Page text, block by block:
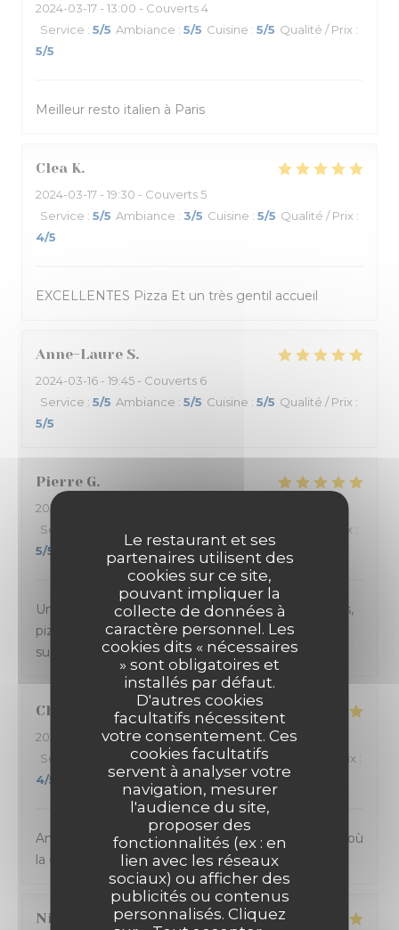
Le restaurant et ses
partenaires utilisent des
cookies sur ce site,
pouvant impliquer la
collecte de données à
caractère personnel. Les
cookies dits « nécessaires
» sont obligatoires et
installés par défaut.
D'autres cookies
facultatifs nécessitent
votre consentement. Ces
cookies facultatifs
servent à analyser votre
navigation, mesurer
l'audience du site,
proposer des
fonctionnalités (ex : en
lien avec les réseaux
sociaux) ou afficher des
publicités ou contenus
personnalisés. Cliquez
2024-03-17 - 13:00 - Couverts 4
Service : 5/5 Ambiance : 5/5 Cuisine : 5/5 Qualité / Prix :
5/5
Meilleur resto italien à Paris
Clea K
2024-03-17 - 19:30 - Couverts 5
Service : 5/5 Ambiance : 3/5 Cuisine : 5/5 Qualité / Prix :
4/5
EXCELLENTES Pizza Et un très gentil accueil
Anne-Laure S
2024-03-16 - 19:45 - Couverts 6
Service : 5/5 Ambiance : 5/5 Cuisine : 5/5 Qualité / Prix :
5/5
Pierre G
2024-03-15
Service
Qualité / Prix :
5/5
Un accueil et un service au TOP. Les plats (entrées,
pizza au feu de bois et dessert) sont toujours
succulents.
Charlène V
2024-03-13
- 21:00 - Couverts 2
Service
Ambiance:4/5 Cuisine: 5/5 Qualité / Prix :
4/5
Ambiance et service sympathique dans ce bistrot où
la cuisine sicilienne est goûteuse et joyeuse.
Nicolas